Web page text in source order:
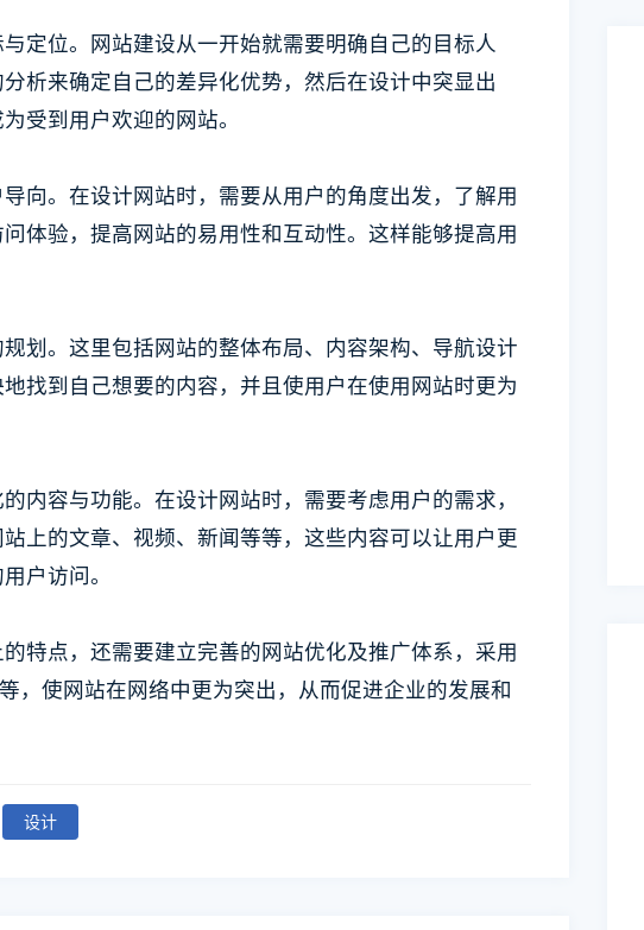
定位。网站建设从一开始就需要明确自己的目标人
析来确定自己的差异化优势，然后在设计中突显出
受到用户欢迎的网站。
向。在设计网站时，需要从用户的角度出发，了解用
体验，提高网站的易用性和互动性。这样能够提高用
划。这里包括网站的整体布局、内容架构、导航设计
找到自己想要的内容，并且使用户在使用网站时更为
内容与功能。在设计网站时，需要考虑用户的需求，
上的文章、视频、新闻等等，这些内容可以让用户更
户访问。
特点，还需要建立完善的网站优化及推广体系，采用
，使网站在网络中更为突出，从而促进企业的发展和
设计